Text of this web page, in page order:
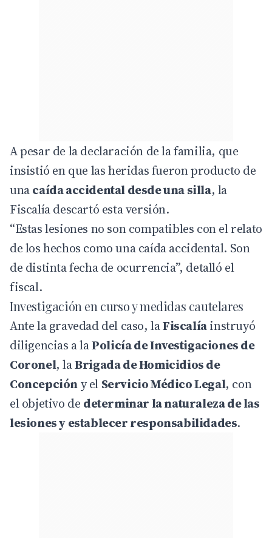
A pesar de la declaración de la familia, que
insistió en que las heridas fueron producto de
unacaída accidental desde una silla, la
Fiscalía descartó esta versión.
“Estas lesiones no son compatibles con el relato
de los hechos como una caída accidental. Son
de distinta fecha de ocurrencia”, detalló el
fiscal.
Investigación en curso y medidas cautelares
Ante la gravedad del caso, laFiscalíainstruyó
diligencias a laPolicía de Investigaciones de
Coronel, laBrigada de Homicidios de
Concepcióny el Servicio Médico Legal, con
el objetivo de determinar la naturaleza de las
lesiones y establecer responsabilidades.